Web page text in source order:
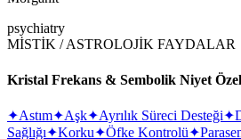
psychiatry
MİSTİK / ASTROLOJİK FAYDALAR
Kristal Frekans & Sembolik Niyet
✦Astım✦Aşk✦Ayrılık Süreci Desteği✦
Sağlığı✦Korku✦Öfke Kontrolü✦